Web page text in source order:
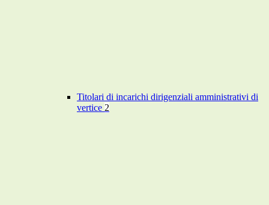
Titolari di incarichi dirigenziali amministrativi di
vertice 2